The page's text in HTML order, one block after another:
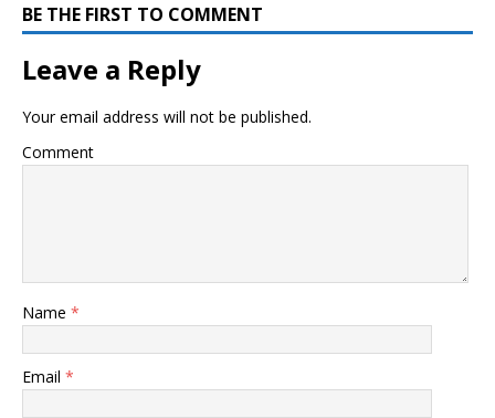
BE THE FIRST TO COMMENT
Leave a Reply
Your email address will not be published.
Comment
Name *
Email *